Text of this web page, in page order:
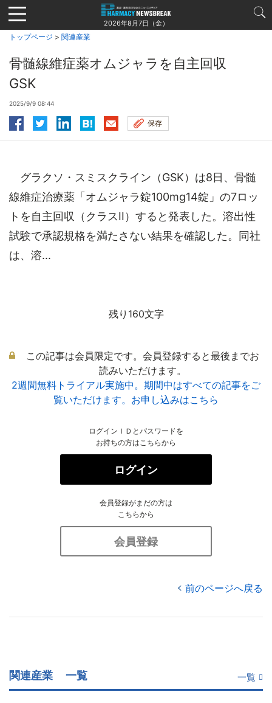
Jump
to
navigation
2026年8月7日（金）
トップページ > 関連産業
骨髄線維症薬オムジャラを自主回収
GSK
2025/9/9 08:44
保存
グラクソ・スミスクライン（GSK）は8日、骨髄
線維症治療薬「オムジャラ錠100mg14錠」の7ロッ
トを自主回収（クラスII）すると発表した。溶出性
試験で承認規格を満たさない結果を確認した。同社
は、溶...
残り160文字
この記事は会員限定です。会員登録すると最後までお
読みいただけます。
2週間無料トライアル実施中。期間中はすべての記事をご
覧いただけます。お申し込みはこちら
ログインＩＤとパスワードを
お持ちの方はこちらから
ログイン
会員登録がまだの方は
こちらから
会員登録
前のページへ戻る
関連産業 一覧 一覧